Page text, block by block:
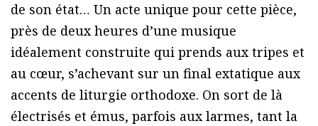
de son état… Un acte unique pour cette pièce,
près de deux heures d’une musique
idéalement construite qui prends aux tripes et
au cœur, s’achevant sur un final extatique aux
accents de liturgie orthodoxe. On sort de là
électrisés et émus, parfois aux larmes, tant la